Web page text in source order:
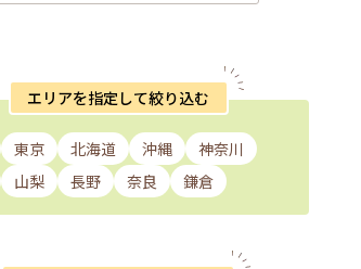
エリアを指定して絞り込む
東京 北海道 沖縄
神奈川
山梨 長野 奈良 鎌倉